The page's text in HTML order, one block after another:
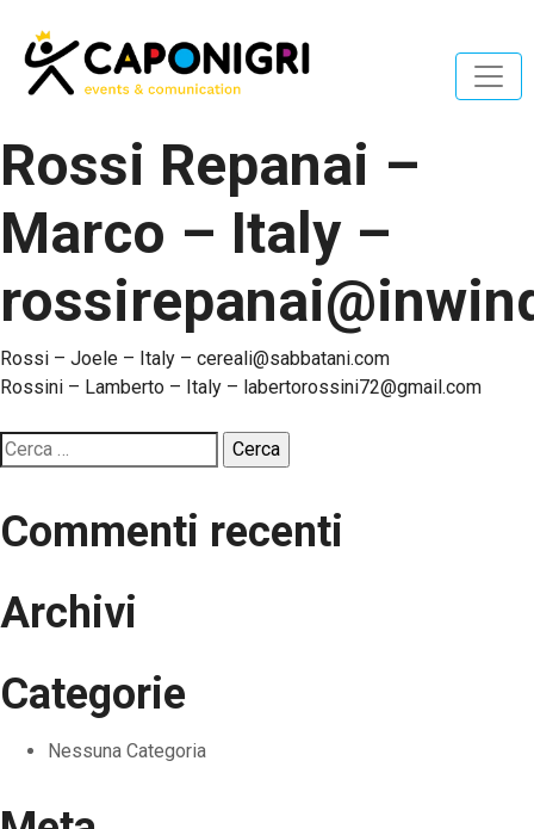
Rossi Repanai –
Marco – Italy –
Navigazione
articoli
Rossi – Joele – Italy – cereali@sabbatani.com
Rossini – Lamberto – Italy – labertorossini72@gmail.com
Ricerca
per:
Commenti recenti
Archivi
Categorie
Nessuna Categoria